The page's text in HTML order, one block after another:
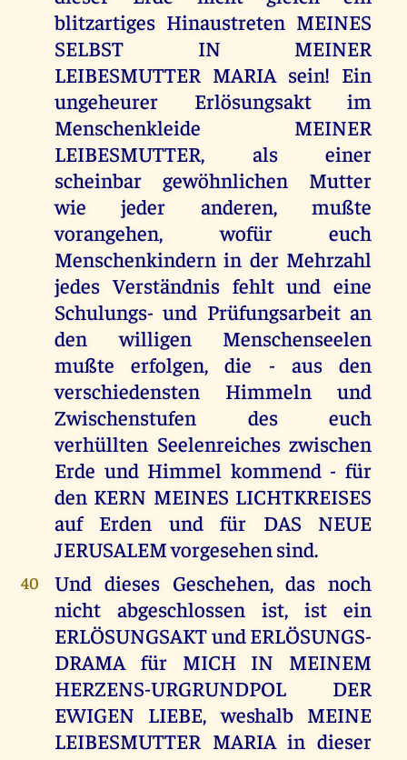
blitzartiges Hinaustreten MEINES
SELBST IN MEINER
LEIBESMUTTER MARIA sein! Ein
ungeheurer Erlösungsakt im
Menschenkleide MEINER
LEIBESMUTTER, als einer
scheinbar gewöhnlichen Mutter
wie jeder anderen, mußte
vorangehen, wofür euch
Menschenkindern in der Mehrzahl
jedes Verständnis fehlt und eine
Schulungs- und Prüfungsarbeit an
den willigen Menschenseelen
mußte erfolgen, die - aus den
verschiedensten Himmeln und
Zwischenstufen des euch
verhüllten Seelenreiches zwischen
Erde und Himmel kommend - für
den KERN MEINES LICHTKREISES
auf Erden und für DAS NEUE
JERUSALEM vorgesehen sind.
40
Und dieses Geschehen, das noch
nicht abgeschlossen ist, ist ein
ERLÖSUNGSAKT und ERLÖSUNGS-
DRAMA für MICH IN MEINEM
HERZENS-URGRUNDPOL DER
EWIGEN LIEBE, weshalb MEINE
LEIBESMUTTER MARIA in dieser